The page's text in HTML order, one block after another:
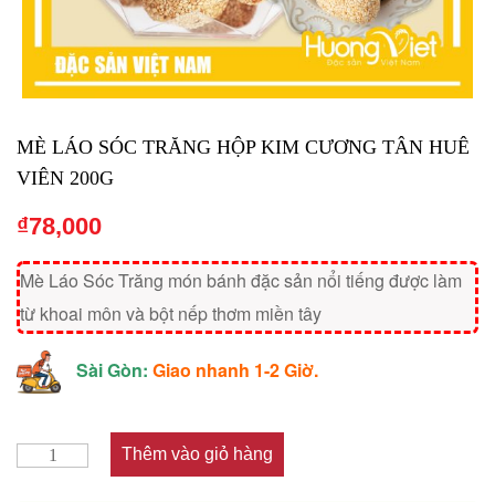
MÈ LÁO SÓC TRĂNG HỘP KIM CƯƠNG TÂN HUÊ
VIÊN 200G
₫78,000
Mè Láo Sóc Trăng món bánh đặc sản nổi tiếng được làm
từ khoai môn và bột nếp thơm miền tây
Sài Gòn: Giao nhanh 1-2 Giờ.
Thêm vào giỏ hàng